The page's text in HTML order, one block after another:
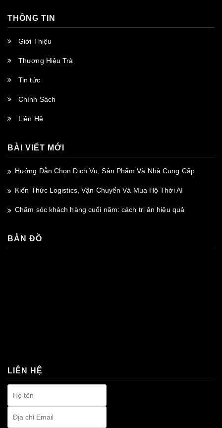
THÔNG TIN
Giới Thiệu
Thương Hiệu Trà
Tin tức
Chính Sách
Liên Hệ
BÀI VIẾT MỚI
Hướng Dẫn Chọn Dịch Vụ, Sản Phẩm Và Nhà Cung Cấp
Kiến Thức Logistics, Vận Chuyển Và Mua Hộ Thời AI
Chăm sóc khách hàng cuối năm: cách tri ân hiệu quả
BẢN ĐỒ
LIÊN HỆ